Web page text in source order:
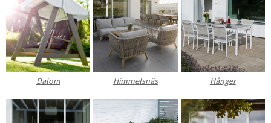
Dalom Himmelsnäs Hånger